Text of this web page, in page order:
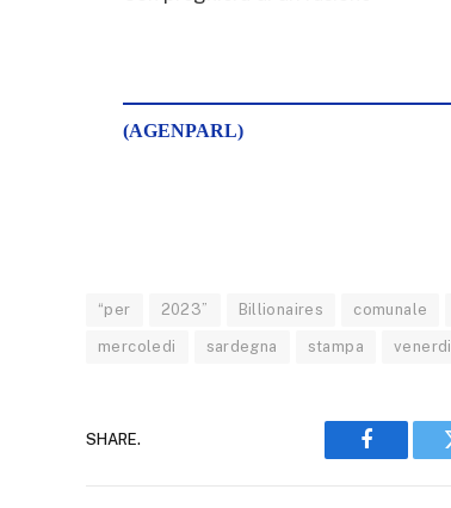
(AGENPARL)
“per 2023” Billionaires comunale
mercoledi sardegna stampa venerdi
SHARE.
Facebook